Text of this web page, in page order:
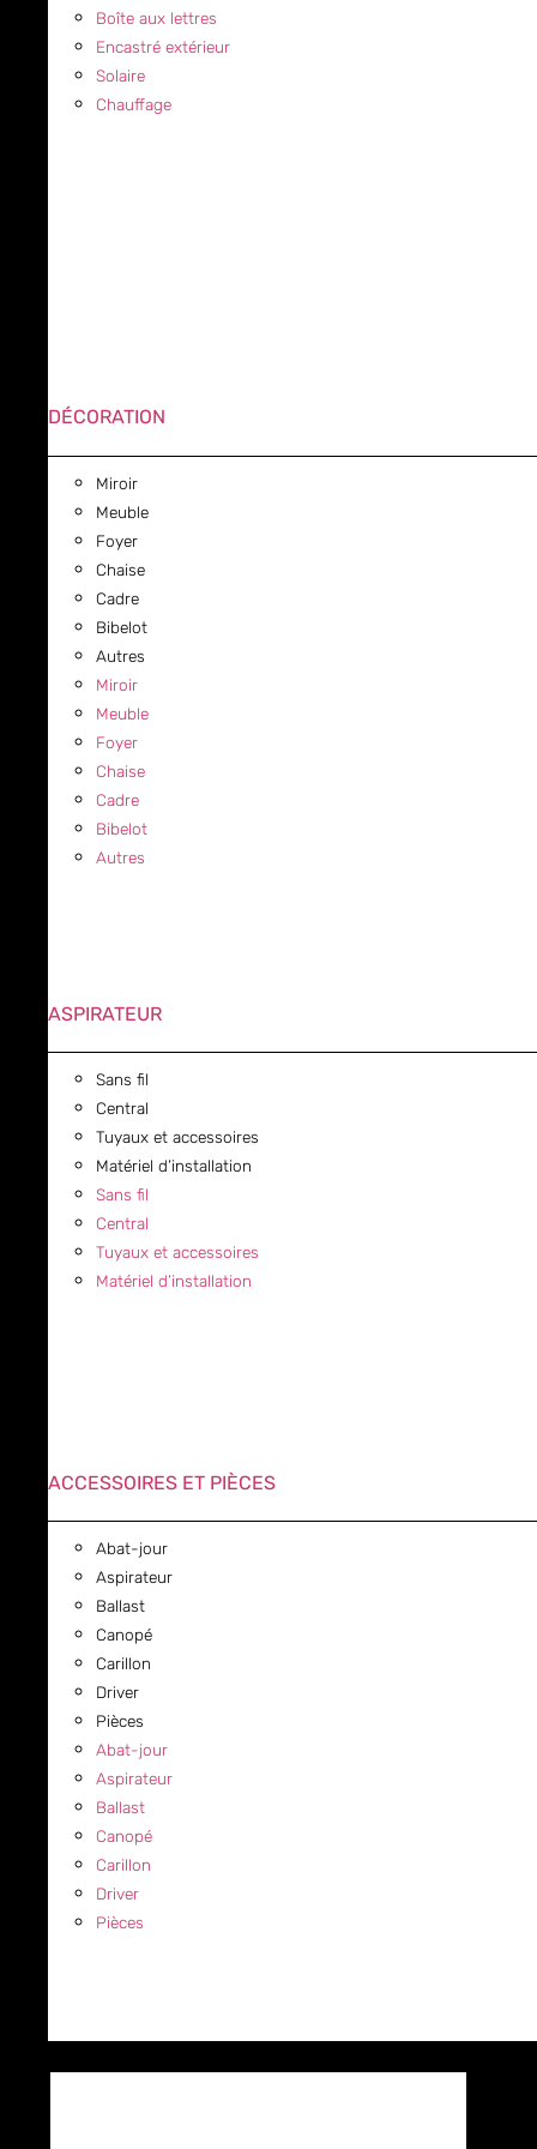
Boîte aux lettres
Encastré extérieur
Solaire
Chauffage
DÉCORATION
Miroir
Meuble
Foyer
Chaise
Cadre
Bibelot
Autres
Miroir
Meuble
Foyer
Chaise
Cadre
Bibelot
Autres
ASPIRATEUR
Sans fil
Central
Tuyaux et accessoires
Matériel d’installation
Sans fil
Central
Tuyaux et accessoires
Matériel d’installation
ACCESSOIRES ET PIÈCES
Abat-jour
Aspirateur
Ballast
Canopé
Carillon
Driver
Pièces
Abat-jour
Aspirateur
Ballast
Canopé
Carillon
Driver
Pièces